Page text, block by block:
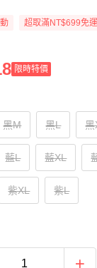
超取滿NT$699免運
限時特價
黑M 黑L 黑
藍L 藍XL
紫XL 紫L